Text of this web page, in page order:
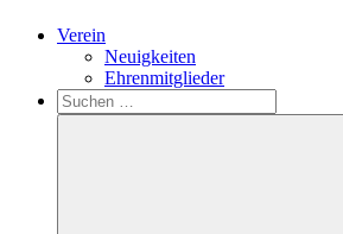
Verein
Neuigkeiten
Ehrenmitglieder
Search
Suchen
nach: